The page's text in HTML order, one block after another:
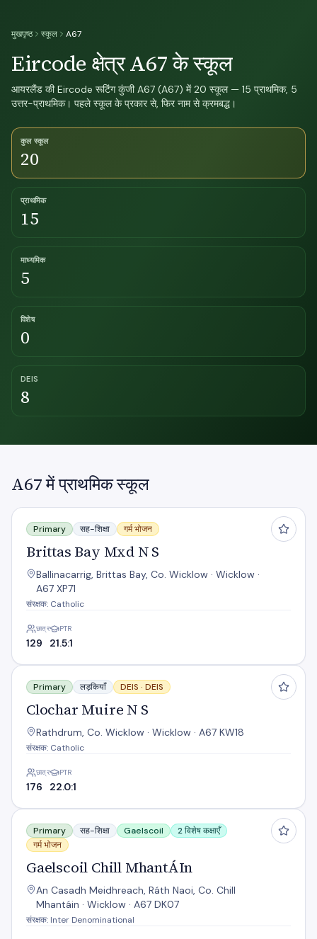
मुखपृष्ठ स्कूल A67
Eircode क्षेत्र A67 के स्कूल
आयरलैंड की Eircode रूटिंग कुंजी A67 (A67) में 20 स्कूल — 15 प्राथमिक, 5
उत्तर-प्राथमिक। पहले स्कूल के प्रकार से, फिर नाम से क्रमबद्ध।
कुल स्कूल
20
प्राथमिक
15
माध्यमिक
5
विशेष
0
DEIS
8
A67 में प्राथमिक स्कूल
Brittas Bay Mxd N S
Primary सह-शिक्षा गर्म भोजन
Brittas Bay Mxd N S
Ballinacarrig, Brittas Bay, Co. Wicklow · Wicklow ·
A67 XP71
संरक्षक: Catholic
छात्र
129
PTR
21.5:1
Clochar Muire N S
Primary लड़कियाँ DEIS · DEIS
Clochar Muire N S
Rathdrum, Co. Wicklow · Wicklow · A67 KW18
संरक्षक: Catholic
छात्र
176
PTR
22.0:1
Gaelscoil Chill MhantÁIn
Primary सह-शिक्षा Gaelscoil
2 विशेष कक्षाएँ
गर्म भोजन
Gaelscoil Chill MhantÁIn
An Casadh Meidhreach, Ráth Naoi, Co. Chill
Mhantáin · Wicklow · A67 DK07
संरक्षक: Inter Denominational